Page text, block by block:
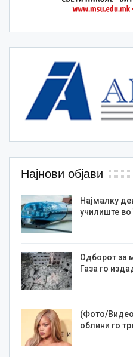
Најнови објави
Најмалку
училиште во
Одборот за
Газа го
(Фото/
облини го